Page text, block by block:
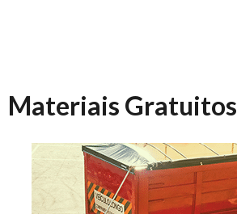
Materiais Gratuitos